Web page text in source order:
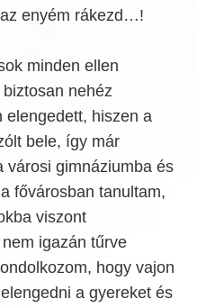
enyém rákezd…!
minden ellen
nehéz
elengedett, hiszen a
bele, így már
városi gimnáziumba és
fővárosban tanultam,
viszont
igazán tűrve
hogy vajon
a gyereket és